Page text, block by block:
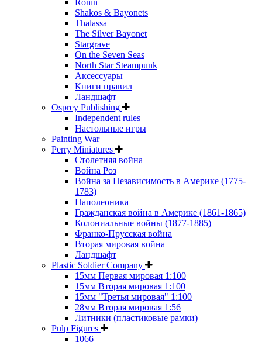
Ronin
Shakos & Bayonets
Thalassa
The Silver Bayonet
Stargrave
On the Seven Seas
North Star Steampunk
Аксессуары
Книги правил
Ландшафт
Osprey Publishing
Independent rules
Настольные игры
Painting War
Perry Miniatures
Столетняя война
Война Роз
Война за Независимость в Америке (1775-
1783)
Наполеоника
Гражданская война в Америке (1861-1865)
Колониальные войны (1877-1885)
Франко-Прусская война
Вторая мировая война
Ландшафт
Plastic Soldier Company
15мм Первая мировая 1:100
15мм Вторая мировая 1:100
15мм "Третья мировая" 1:100
28мм Вторая мировая 1:56
Литники (пластиковые рамки)
Pulp Figures
1066